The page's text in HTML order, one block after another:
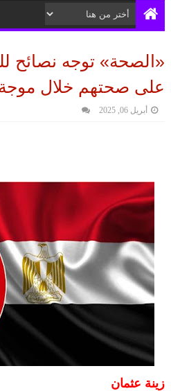
«الصحة» توجه نصائح
على صحتهم خلال
أبريل 06, 2025
زينة عثمان